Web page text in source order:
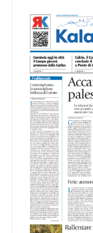
rapporto tra
Biancacci –.
quest’anno è stata
questo percorso
occasione di
caratteristiche per
delle città sul mare
Il cuore della
luce, elementi che
esposte e che
particolare
spazio culturale
naturale capace di
delle opere.
La mostra sarà
agosto, negli orari
lunedì al venerdì